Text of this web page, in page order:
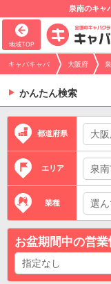
泉南のキャ
地域TOP
キャバキャバ 大阪府
かんたん検索
都道府県
エリア
業種
お盆期間中の営